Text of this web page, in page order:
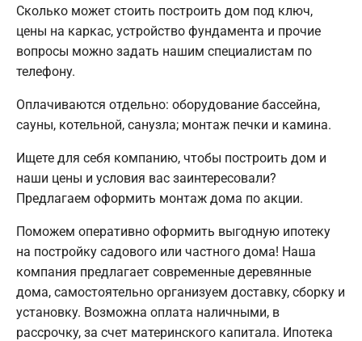
Сколько может стоить построить дом под ключ,
цены на каркас, устройство фундамента и прочие
вопросы можно задать нашим специалистам по
телефону.
Оплачиваются отдельно: оборудование бассейна,
сауны, котельной, санузла; монтаж печки и камина.
Ищете для себя компанию, чтобы построить дом и
наши цены и условия вас заинтересовали?
Предлагаем оформить монтаж дома по акции.
Поможем оперативно оформить выгодную ипотеку
на постройку садового или частного дома! Наша
компания предлагает современные деревянные
дома, самостоятельно организуем доставку, сборку и
установку. Возможна оплата наличными, в
рассрочку, за счет материнского капитала. Ипотека